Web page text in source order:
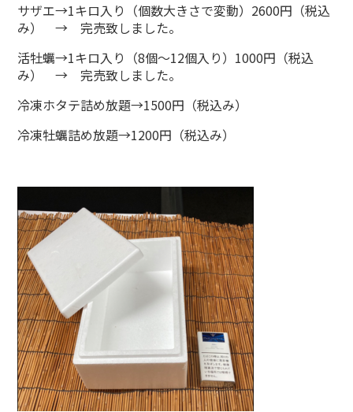
サザエ→1キロ入り（個数大きさで変動）2600円（税込
み） → 完売致しました。
活牡蠣→1キロ入り（8個～12個入り）1000円（税込
み） → 完売致しました。
冷凍ホタテ詰め放題→1500円（税込み）
冷凍牡蠣詰め放題→1200円（税込み）